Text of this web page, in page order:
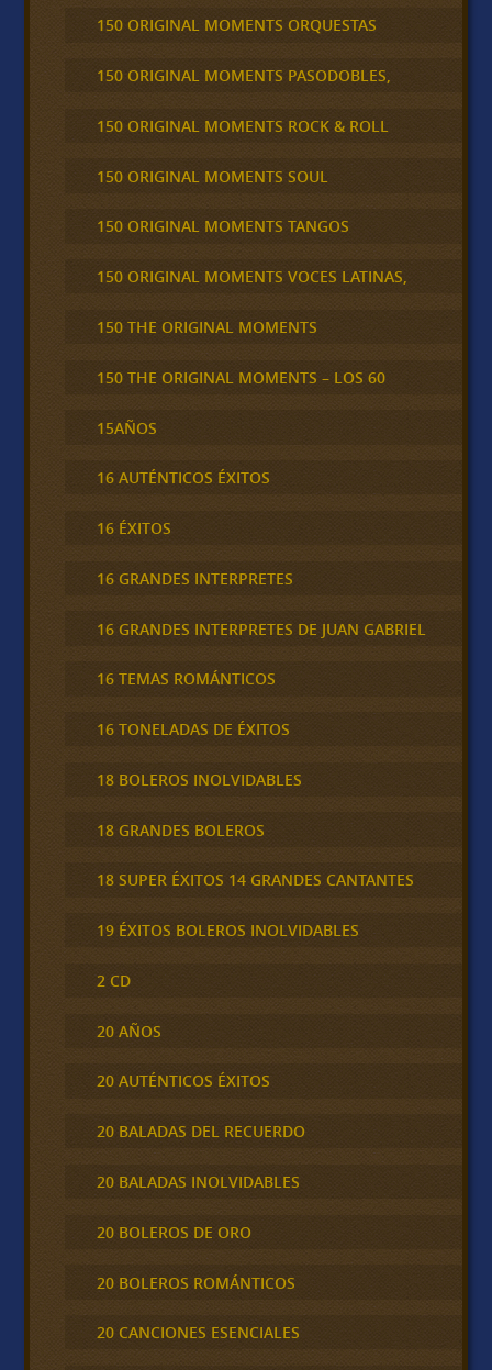
150 ORIGINAL MOMENTS ORQUESTAS
150 ORIGINAL MOMENTS PASODOBLES,
150 ORIGINAL MOMENTS ROCK & ROLL
150 ORIGINAL MOMENTS SOUL
150 ORIGINAL MOMENTS TANGOS
150 ORIGINAL MOMENTS VOCES LATINAS,
150 THE ORIGINAL MOMENTS
150 THE ORIGINAL MOMENTS – LOS 60
15AÑOS
16 AUTÉNTICOS ÉXITOS
16 ÉXITOS
16 GRANDES INTERPRETES
16 GRANDES INTERPRETES DE JUAN GABRIEL
16 TEMAS ROMÁNTICOS
16 TONELADAS DE ÉXITOS
18 BOLEROS INOLVIDABLES
18 GRANDES BOLEROS
18 SUPER ÉXITOS 14 GRANDES CANTANTES
19 ÉXITOS BOLEROS INOLVIDABLES
2 CD
20 AÑOS
20 AUTÉNTICOS ÉXITOS
20 BALADAS DEL RECUERDO
20 BALADAS INOLVIDABLES
20 BOLEROS DE ORO
20 BOLEROS ROMÁNTICOS
20 CANCIONES ESENCIALES